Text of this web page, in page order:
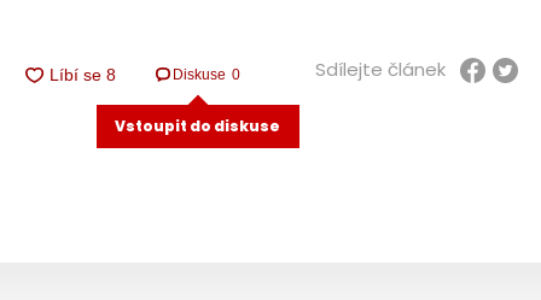
Diskuse 0
Vstoupit do diskuse
Sdílejte článek